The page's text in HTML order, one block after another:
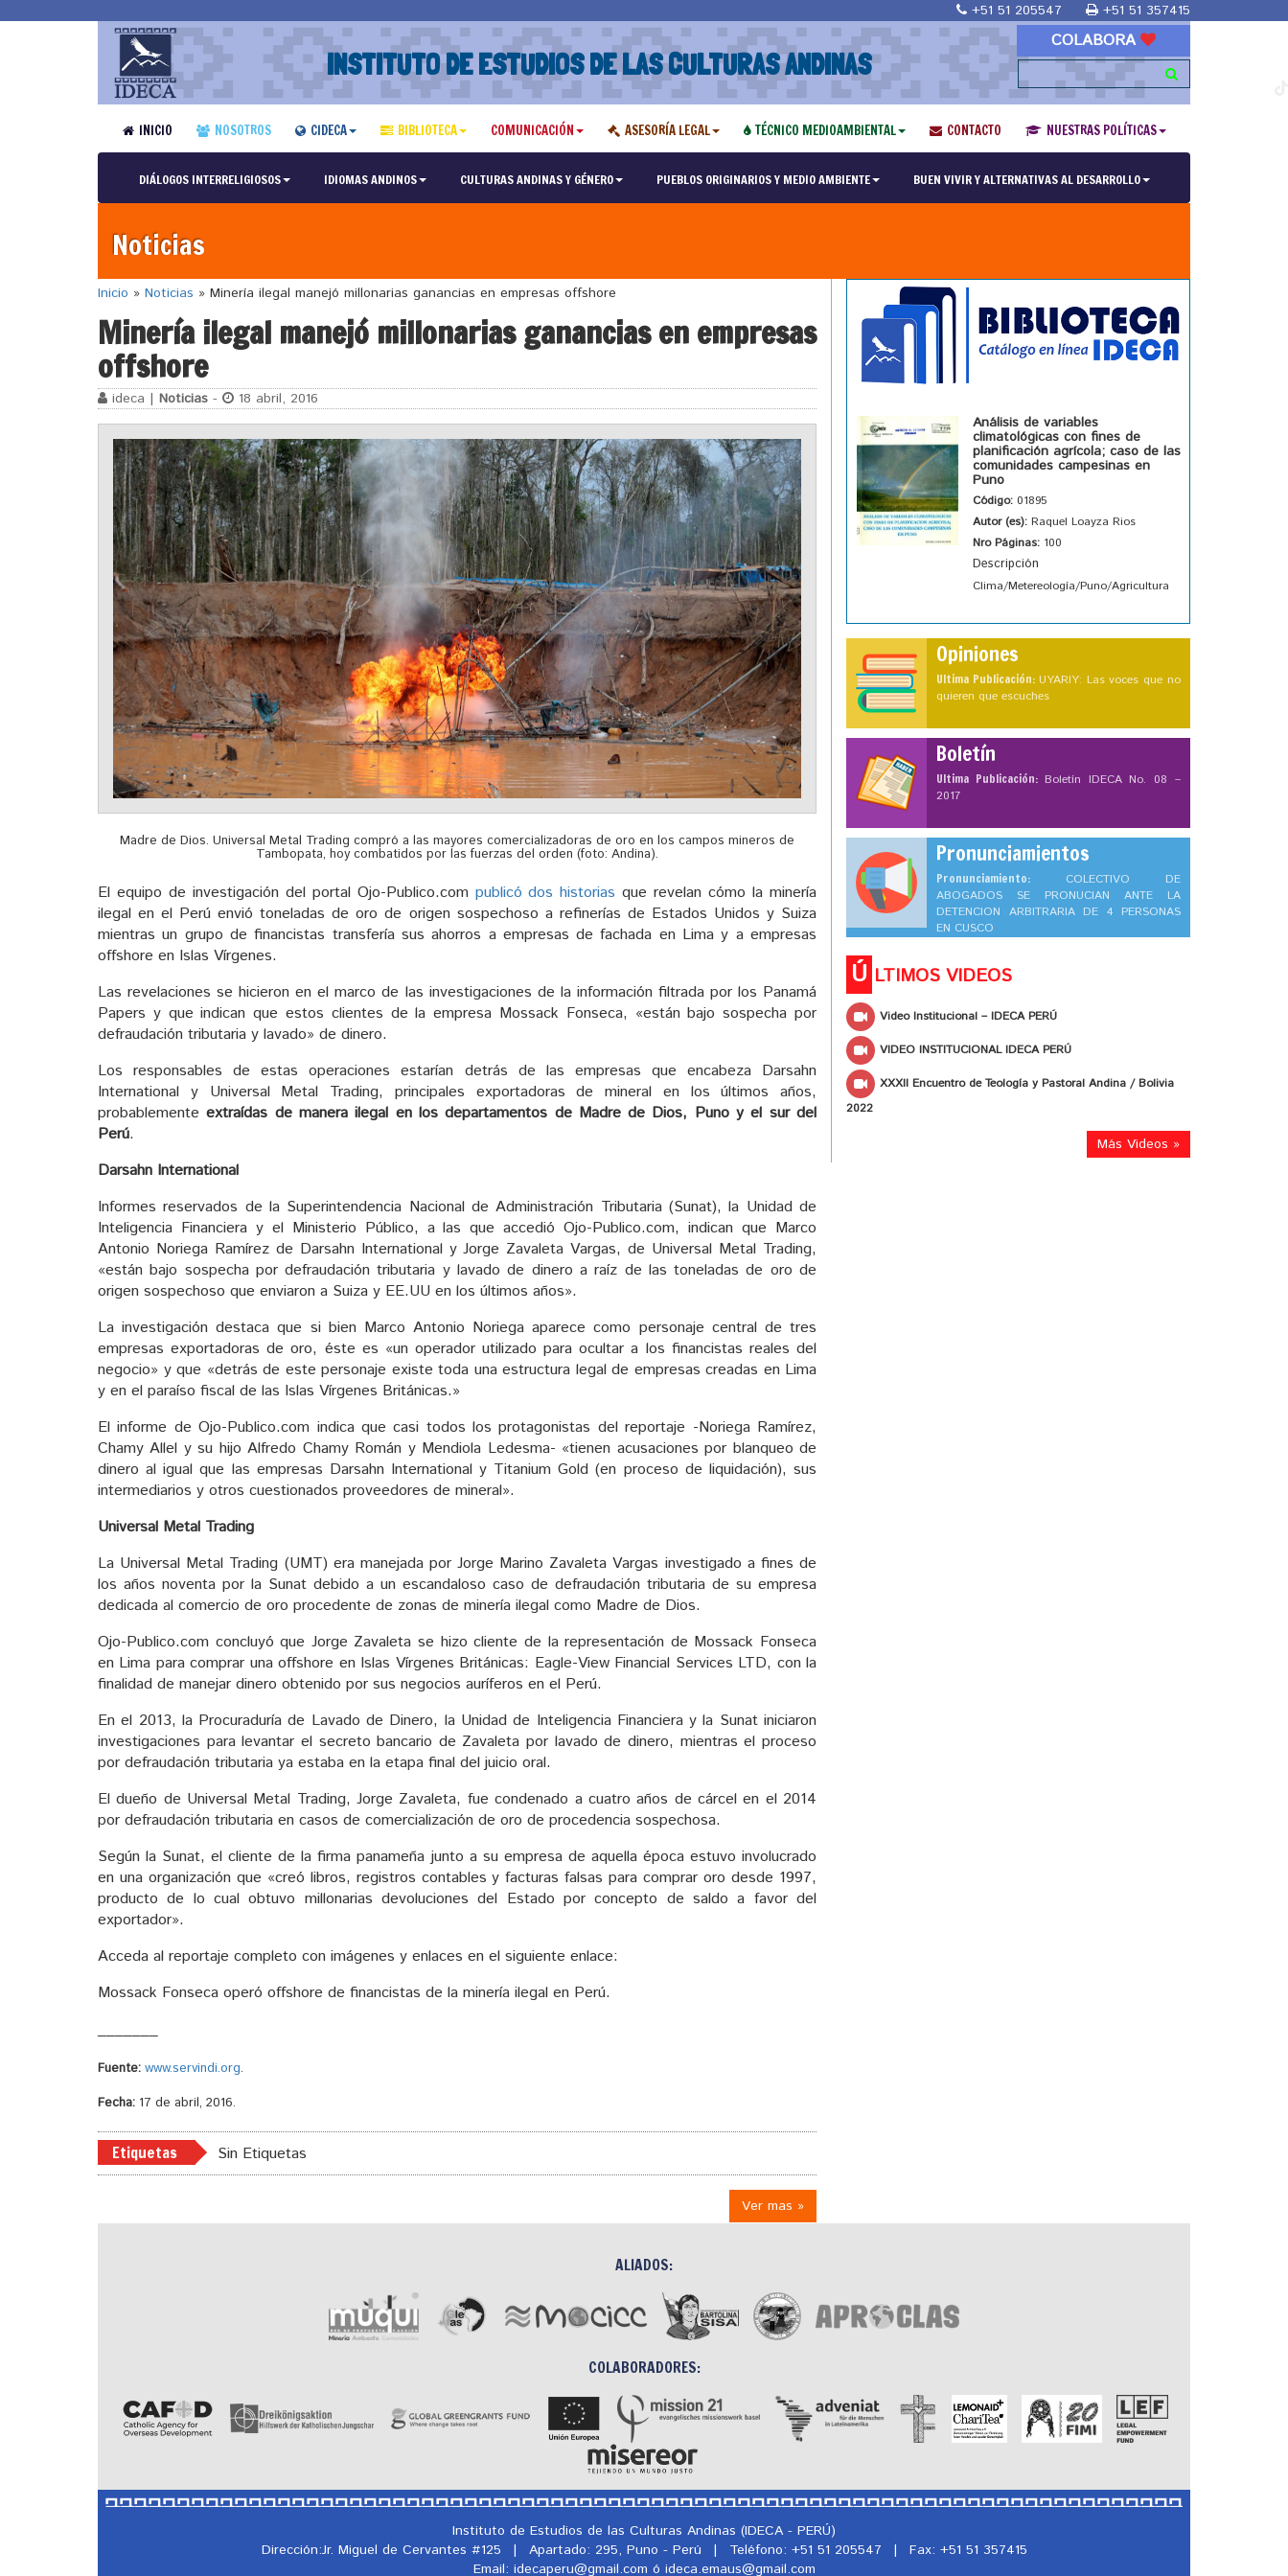
+51 51 205547 +51 51 357415
INSTITUTO DE ESTUDIOS DE LAS CULTURAS ANDINAS
COLABORA
INICIO NOSOTROS CIDECA BIBLIOTECA COMUNICACIÓN ASESORÍA LEGAL TÉCNICO MEDIOAMBIENTAL CONTACTO NUESTRAS POLÍTICAS
DIÁLOGOS INTERRELIGIOSOS IDIOMAS ANDINOS CULTURAS ANDINAS Y GÉNERO PUEBLOS ORIGINARIOS Y MEDIO AMBIENTE BUEN VIVIR Y ALTERNATIVAS AL DESARROLLO
Noticias
Inicio » Noticias » Minería ilegal manejó millonarias ganancias en empresas offshore
Minería ilegal manejó millonarias ganancias en empresas
offshore
ideca | Noticias - 18 abril, 2016
Madre de Dios. Universal Metal Trading compró a las mayores comercializadoras de oro en los campos mineros de
Tambopata, hoy combatidos por las fuerzas del orden (foto: Andina).
El equipo de investigación del portal Ojo-Publico.com publicó dos historias que revelan cómo la minería
ilegal en el Perú envió toneladas de oro de origen sospechoso a refinerías de Estados Unidos y Suiza
mientras un grupo de financistas transfería sus ahorros a empresas de fachada en Lima y a empresas
offshore en Islas Vírgenes.
Las revelaciones se hicieron en el marco de las investigaciones de la información filtrada por los Panamá
Papers y que indican que estos clientes de la empresa Mossack Fonseca, «están bajo sospecha por
defraudación tributaria y lavado» de dinero.
Los responsables de estas operaciones estarían detrás de las empresas que encabeza Darsahn
International y Universal Metal Trading, principales exportadoras de mineral en los últimos años,
probablementeextraídas de manera ilegal en los departamentos de Madre de Dios, Puno y el sur del
Perú.
Darsahn International
Informes reservados de la Superintendencia Nacional de Administración Tributaria (Sunat), la Unidad de
Inteligencia Financiera y el Ministerio Público, a las que accedió Ojo-Publico.com, indican que Marco
Antonio Noriega Ramírez de Darsahn International y Jorge Zavaleta Vargas, de Universal Metal Trading,
«están bajo sospecha por defraudación tributaria y lavado de dinero a raíz de las toneladas de oro de
origen sospechoso que enviaron a Suiza y EE.UU en los últimos años».
La investigación destaca que si bien Marco Antonio Noriega aparece como personaje central de tres
empresas exportadoras de oro, éste es «un operador utilizado para ocultar a los financistas reales del
negocio» y que «detrás de este personaje existe toda una estructura legal de empresas creadas en Lima
y en el paraíso fiscal de las Islas Vírgenes Británicas.»
El informe de Ojo-Publico.com indica que casi todos los protagonistas del reportaje -Noriega Ramírez,
Chamy Allel y su hijo Alfredo Chamy Román y Mendiola Ledesma- «tienen acusaciones por blanqueo de
dinero al igual que las empresas Darsahn International y Titanium Gold (en proceso de liquidación), sus
intermediarios y otros cuestionados proveedores de mineral».
Universal Metal Trading
La Universal Metal Trading (UMT) era manejada por Jorge Marino Zavaleta Vargas investigado a fines de
los años noventa por la Sunat debido a un escandaloso caso de defraudación tributaria de su empresa
dedicada al comercio de oro procedente de zonas de minería ilegal como Madre de Dios.
Ojo-Publico.com concluyó que Jorge Zavaleta se hizo cliente de la representación de Mossack Fonseca
en Lima para comprar una offshore en Islas Vírgenes Británicas: Eagle-View Financial Services LTD, con la
finalidad de manejar dinero obtenido por sus negocios auríferos en el Perú.
En el 2013, la Procuraduría de Lavado de Dinero, la Unidad de Inteligencia Financiera y la Sunat iniciaron
investigaciones para levantar el secreto bancario de Zavaleta por lavado de dinero, mientras el proceso
por defraudación tributaria ya estaba en la etapa final del juicio oral.
El dueño de Universal Metal Trading, Jorge Zavaleta, fue condenado a cuatro años de cárcel en el 2014
por defraudación tributaria en casos de comercialización de oro de procedencia sospechosa.
Según la Sunat, el cliente de la firma panameña junto a su empresa de aquella época estuvo involucrado
en una organización que «creó libros, registros contables y facturas falsas para comprar oro desde 1997,
producto de lo cual obtuvo millonarias devoluciones del Estado por concepto de saldo a favor del
exportador».
Acceda al reportaje completo con imágenes y enlaces en el siguiente enlace:
Mossack Fonseca operó offshore de financistas de la minería ilegal en Perú.
Fuente: www.servindi.org.
Fecha: 17 de abril, 2016.
Etiquetas Sin Etiquetas
Ver mas »
Análisis de variables
climatológicas con fines de
planificación agrícola; caso de las
comunidades campesinas en
Puno
Código: 01895
Autor (es): Raquel Loayza Rios
Nro Páginas: 100
Descripción
Clima/Metereología/Puno/Agricultura
Opiniones
Ultima Publicación: UYARIY: Las voces que no
quieren que escuches
Boletín
Ultima Publicación: Boletín IDECA No. 08 –
2017
Pronunciamientos
Pronunciamiento: COLECTIVO DE
ABOGADOS SE PRONUCIAN ANTE LA
DETENCION ARBITRARIA DE 4 PERSONAS
EN CUSCO
Ú LTIMOS VIDEOS
Video Institucional – IDECA PERÚ
VIDEO INSTITUCIONAL IDECA PERÚ
XXXII Encuentro de Teología y Pastoral Andina / Bolivia
2022
Más Videos »
ALIADOS:
COLABORADORES:
Instituto de Estudios de las Culturas Andinas (IDECA - PERÚ)
Dirección:Jr. Miguel de Cervantes #125
| Apartado: 295, Puno - Perú | Teléfono: +51 51 205547 |
Fax: +51 51 357415
Email: idecaperu@gmail.com ó ideca.emaus@gmail.com